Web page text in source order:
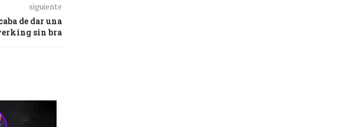
siguiente
de dar una
sin bra